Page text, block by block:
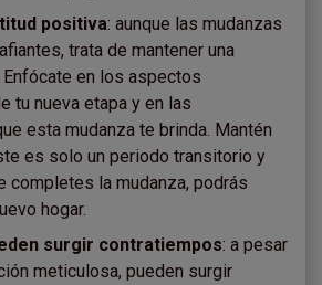
positiva: aunque las mudanzas
trata de mantener una
en los aspectos
tu nueva etapa y en las
esta mudanza te brinda. Mantén
es solo un periodo transitorio y
completes la mudanza, podrás
hogar.
surgir contratiempos: a pesar
meticulosa, pueden surgir